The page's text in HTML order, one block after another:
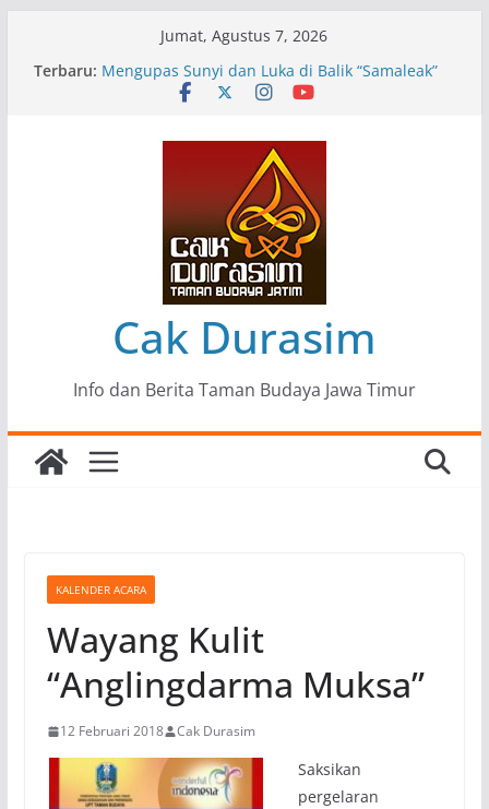
Jumat, Agustus 7, 2026
Terbaru: Pameran Lukisan Komunitas Patria Seni Rupa
Kota Blitar : Ketika “Bergerak” Menjadi Mantra
Mengupas Sunyi dan Luka di Balik “Samaleak”
Menjaga Marwah Seni dan Budaya: Catatan
Kunjungan Kerja Ir. Bambang Haryo Soekartono
(BHS) Anggota DPR RI ke Taman Budaya Jawa
Pameran Tunggal 35 Karya Agus Koecink
“Tumbang Tambang”, Ungkapan Kritis Tentang
Derita Pekerja Pertambangan
Cak Durasim
Info dan Berita Taman Budaya Jawa Timur
KALENDER ACARA
Wayang Kulit
“Anglingdarma Muksa”
12 Februari 2018 Cak Durasim
Saksikan
pergelaran